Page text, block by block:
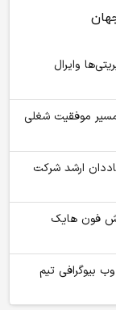
وایرال
مسیر موفقیت شغلی
ارشد شرکت
فون هایک
بیوگرافی تیم